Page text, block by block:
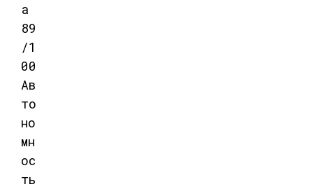
а
89
/1
00
Ав
то
но
мн
ос
ть